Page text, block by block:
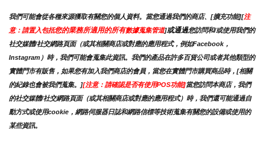
我們可能會從各種來源獲取有關您的個人資料。當您通過我們的商店、[擴充功能][注
意：請置入包括您的業務所適用的所有數據蒐集管道]或通過您訪問和/或使用我們的
社交媒體/社交網路頁面（或其相關商店或對應的應用程式，例如Facebook，
Instagram）時，我們可能會蒐集此資訊。我們的產品在許多百貨公司或者其他類型的
實體門市有販售，如果您有加入我們商店的會員，當您在實體門市購買商品時，[相關
的紀錄也會被我們蒐集。][注意：請確認是否有使用POS功能]當您訪問本商店，我們
的社交媒體/社交網路頁面（或其相關商店或對應的應用程式）時，我們還可能通過自
動方式或使用cookie，網路伺服器日誌和網路信標等技術蒐集有關您的設備或使用的
某些資訊。